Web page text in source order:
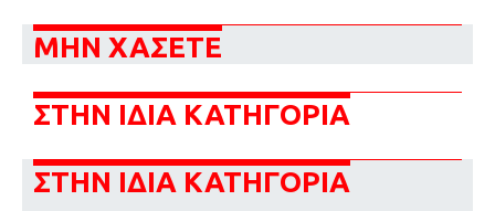
ΜΗΝ ΧΑΣΕΤΕ
ΣΤΗΝ ΙΔΙΑ ΚΑΤΗΓΟΡΙΑ
ΣΤΗΝ ΙΔΙΑ ΚΑΤΗΓΟΡΙΑ